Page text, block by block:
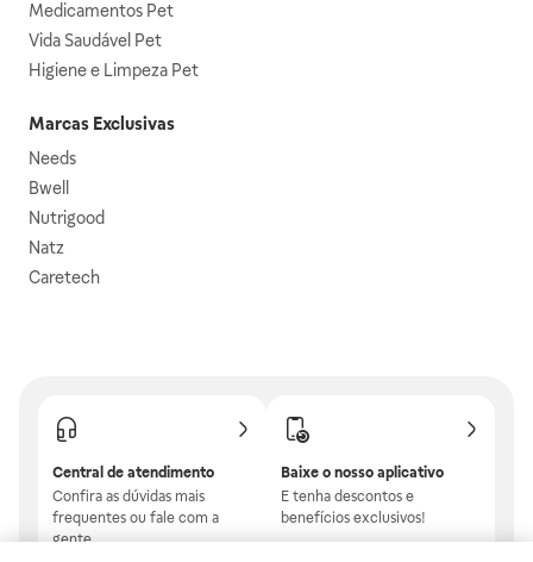
Medicamentos Pet
Vida Saudável Pet
Higiene e Limpeza Pet
Marcas Exclusivas
Needs
Bwell
Nutrigood
Natz
Caretech
Central de atendimento
Confira as dúvidas mais
frequentes ou fale com a
gente.
Baixe o nosso aplicativo
E tenha descontos e
benefícios exclusivos!